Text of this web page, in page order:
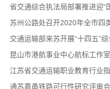
省交通综合执法局部署推进迎“
交通运输部来苏开展“十四五”
昆山市港航事业中心航标工作
江苏省交通运输职业教育行业
通苏嘉甬铁路可行性研究评审